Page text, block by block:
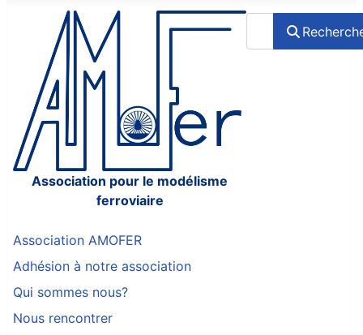
Association pour le modélisme
ferroviaire
Rechercher
Association AMOFER
Adhésion à notre association
Qui sommes nous?
Nous rencontrer